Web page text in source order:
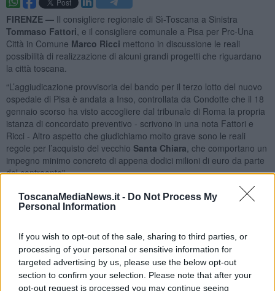
ToscanaMediaNews.it - Do Not Process My
Personal Information
If you wish to opt-out of the sale, sharing to third parties, or
processing of your personal or sensitive information for
targeted advertising by us, please use the below opt-out
section to confirm your selection. Please note that after your
opt-out request is processed you may continue seeing
FIRENZE — Il consigliere regionale di Sì-Toscana a Sinistra
Tommaso Fattori , e il consigliere comunale a Pisa per Prc-Una
Città in Comune Marco Ricci mettono in discussione le reali
possibilità di realizzazione di alcuni grandi progetti che riguardano
la città toscana.
“L’aggiudicazione provvisoria del bando per il terzo lotto del nuovo
ospedale di Pisa è andata a Inso, controllata da Condotte che il 18
gennaio scorso ha visto accogliere dal tribunale di Roma la propria
istanza di concordato preventivo - scrivono in una nota Fattori e
Ricci - Altro aspetto che giudichiamo molto grave sono le reali
regole per l’acquisto del vecchio Santa Chiara , che comportano un
impegno minimo concreto di appena dodici milioni di euro da parte
del contraente".
proseguono Fattori e Ricci - Nei prossimi anni, a quanto pare,
avremo nuovamente a che fare con Inso, controllata da Condotte,
triste protagonista, per restare in ambito pisano, della vicenda del
people mover. Ma, addirittura, dobbiamo sottolineare come il